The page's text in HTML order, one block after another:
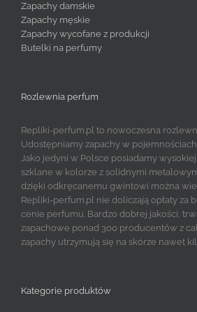
Zapachy damskie
Zapachy męskie
Zapachy wycofane z produkcji
Butelki na perfumy
Rozlewnia perfum
Repliki-perfum.pl to nowoczesna
Udostępniamy zapachy w
Jako jedyni w Polsce posiadamy
szklane w kolorze z solidnymi
dzięki odkręcanemu gwintowi można
Repliki-perfum.pl nie doliczają opłaty za
cenie perfumu. Bardzo dobrej jakości,
zapachowe ponad 300 producentów z
zapachy utrzymują się na skórze nawet
Kategorie produktów